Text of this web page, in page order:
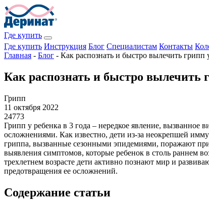
Где купить
Где купить Инструкция Блог Специалистам Контакты
Главная - Блог - Как распознать и быстро вылечить грипп
Как распознать и быстро вылечить
Грипп
11 октября 2022
24773
Грипп у ребенка в 3 года – нередкое явление,
осложнениями. Как известно, дети из-за неокрепшей
гриппа, вызванные сезонными эпидемиями, поражают
выявления симптомов, которые ребенок в столь раннем
трехлетнем возрасте дети активно познают мир и
предотвращения ее осложнений.
Содержание статьи